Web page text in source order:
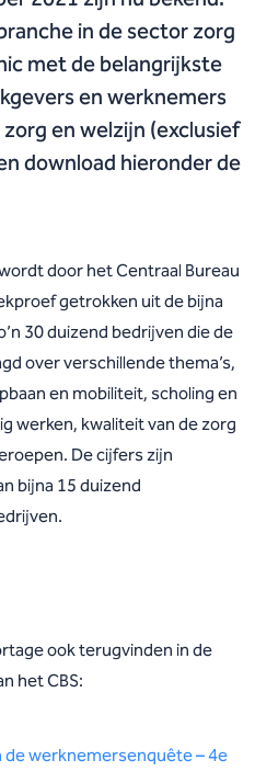
in de sector zorg
met de belangrijkste
en werknemers
en welzijn (exclusief
download hieronder de
door het Centraal Bureau
getrokken uit de bijna
30 duizend bedrijven die de
over verschillende thema’s,
en mobiliteit, scholing en
werken, kwaliteit van de zorg
De cijfers zijn
bijna 15 duizend
ook terugvinden in de
het CBS:
de werknemersenquête – 4e